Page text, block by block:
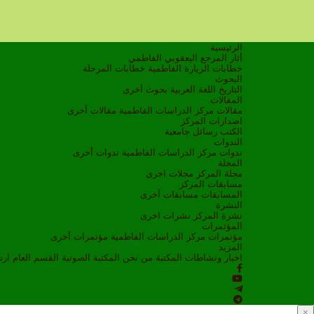
الرئيسية
أثار المرجع اليعقوبي الفاطمي
خطابات الزيارة الفاطمية خطابات المرحلة
البحوث
التاريخ
اللغة العربية بحوث أخرى
المقالات
مقالات مركز الدراسات الفاطمية مقالات أخرى
اصدارات المركز
الكتب رسائل جامعية
الندوات
ندوات مركز الدراسات الفاطمية ندوات أخرى
المجلة
مجلة المركز مجلات اخرى
مسابقات المركز
المسابقات مسابقات أخرى
النشرة
نشرة المركز نشرات اخرى
المؤتمرات
مؤتمرات مركز الدراسات الفاطمية مؤتمرات أخرى
المزيد
اخبار ونشاطات
المكتبة من نحن المكتبة الصوتية القسم العام